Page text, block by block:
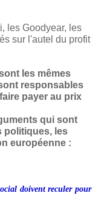
les Goodyear, les
sur l'autel du profit
les mêmes
responsables
payer au prix
qui sont
politiques, les
européenne :
doivent reculer pour